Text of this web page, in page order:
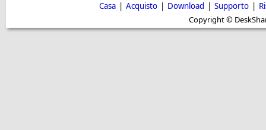
Casa | Acquisto | Download | Supporto |
Copyright ©